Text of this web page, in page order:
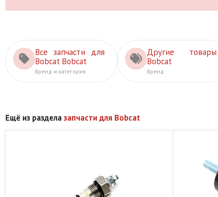
Все запчасти для
Bobcat Bobcat
Бренд и категория
Другие товары
Bobcat
Бренд
Ещё из разделазапчасти для Bobcat